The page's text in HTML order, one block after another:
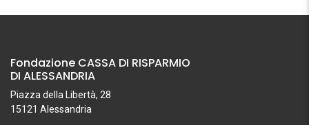
Fondazione CASSA DI RISPARMIO
DI ALESSANDRIA
Piazza della Libertà, 28
15121 Alessandria